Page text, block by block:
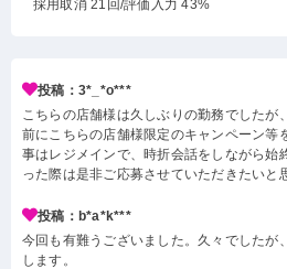
採用取消 21回/評価入力 43%
投稿：3*_*o***
こちらの店舗様は久しぶりの勤務でした
前にこちらの店舗様限定のキャンペーン
事はレジメインで、時折会話をしながら
った際は是非ご応募させていただきたい
投稿：b*a*k***
今回も有難うございました。久々でした
します。